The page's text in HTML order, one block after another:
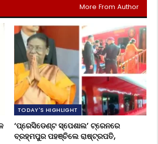
More From Author
TODAY'S HIGHLIGHT
‘ପ୍ରେସିଡେଣ୍ଟ ସ୍ପେଶାଲ’ ଟ୍ରେନରେ
ବ୍ରହ୍ମପୁର ପହଞ୍ଚିଲେ ରାଷ୍ଟ୍ରପତି,